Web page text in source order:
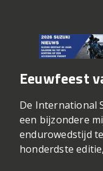
Eeuwfeest
De International
een bijzondere
endurowedstijd
honderdste